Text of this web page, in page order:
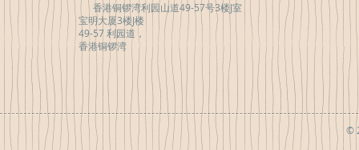
香港铜锣湾利园山道49-57号3楼J室
宝明大厦3楼J楼
49-57 利园道，
香港铜锣湾
©